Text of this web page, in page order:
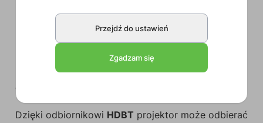
Dzięki odbiornikowi HDBT projektor może odbierać
Przejdź do ustawień
Zgadzam się